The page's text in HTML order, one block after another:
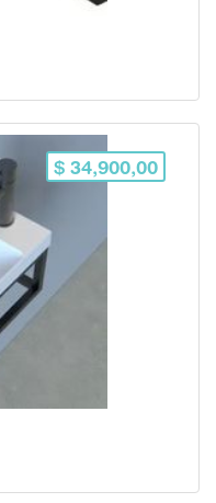
$ 34,900,00